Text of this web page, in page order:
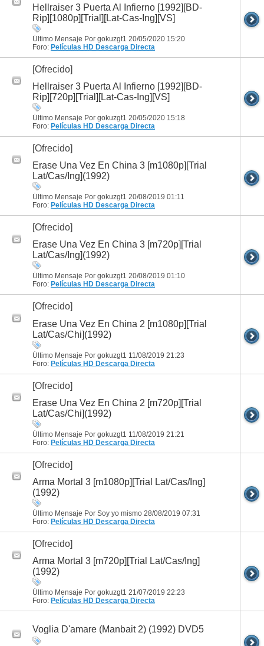
Hellraiser 3 Puerta Al Infierno [1992][BD-
Rip][1080p][Trial][Lat-Cas-Ing][VS]
Último Mensaje Por gokuzgt1 20/05/2020 15:20
Foro: Películas HD Descarga Directa
[Ofrecido]
Hellraiser 3 Puerta Al Infierno [1992][BD-
Rip][720p][Trial][Lat-Cas-Ing][VS]
Último Mensaje Por gokuzgt1 20/05/2020 15:18
Foro: Películas HD Descarga Directa
[Ofrecido]
Erase Una Vez En China 3 [m1080p][Trial
Lat/Cas/Ing](1992)
Último Mensaje Por gokuzgt1 20/08/2019 01:11
Foro: Películas HD Descarga Directa
[Ofrecido]
Erase Una Vez En China 3 [m720p][Trial
Lat/Cas/Ing](1992)
Último Mensaje Por gokuzgt1 20/08/2019 01:10
Foro: Películas HD Descarga Directa
[Ofrecido]
Erase Una Vez En China 2 [m1080p][Trial
Lat/Cas/Chi](1992)
Último Mensaje Por gokuzgt1 11/08/2019 21:23
Foro: Películas HD Descarga Directa
[Ofrecido]
Erase Una Vez En China 2 [m720p][Trial
Lat/Cas/Chi](1992)
Último Mensaje Por gokuzgt1 11/08/2019 21:21
Foro: Películas HD Descarga Directa
[Ofrecido]
Arma Mortal 3 [m1080p][Trial Lat/Cas/Ing]
(1992)
Último Mensaje Por Soy yo mismo 28/08/2019 07:31
Foro: Películas HD Descarga Directa
[Ofrecido]
Arma Mortal 3 [m720p][Trial Lat/Cas/Ing]
(1992)
Último Mensaje Por gokuzgt1 21/07/2019 22:23
Foro: Películas HD Descarga Directa
Voglia D'amare (Manbait 2) (1992) DVD5